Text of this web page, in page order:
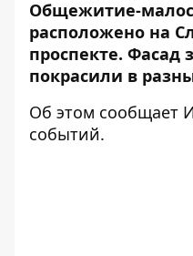
Общежитие-
расположено на
проспекте. Фасад
покрасили в
Об этом сообщает
событий.